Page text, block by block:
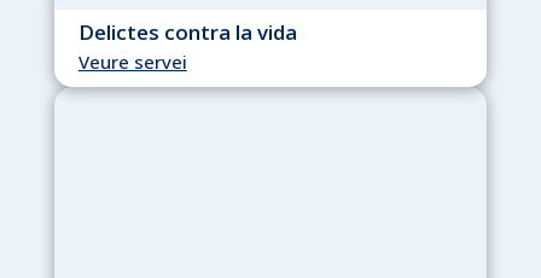
Delictes contra la vida
Veure servei